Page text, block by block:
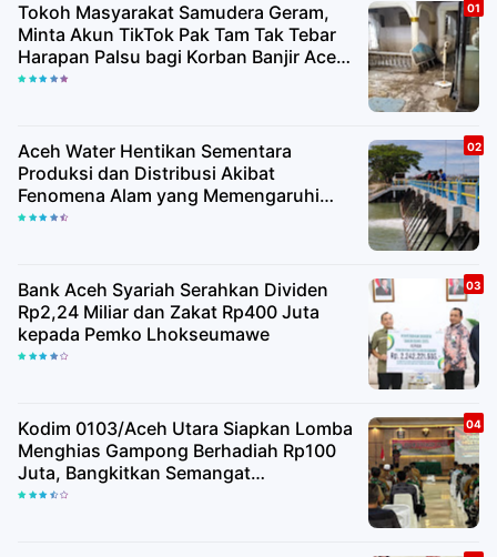
Tokoh Masyarakat Samudera Geram,
Minta Akun TikTok Pak Tam Tak Tebar
Harapan Palsu bagi Korban Banjir Aceh
Utara
Aceh Water Hentikan Sementara
Produksi dan Distribusi Akibat
Fenomena Alam yang Memengaruhi
Kualitas Air Baku
Bank Aceh Syariah Serahkan Dividen
Rp2,24 Miliar dan Zakat Rp400 Juta
kepada Pemko Lhokseumawe
Kodim 0103/Aceh Utara Siapkan Lomba
Menghias Gampong Berhadiah Rp100
Juta, Bangkitkan Semangat
Kemerdekaan hingga Pelosok Desa